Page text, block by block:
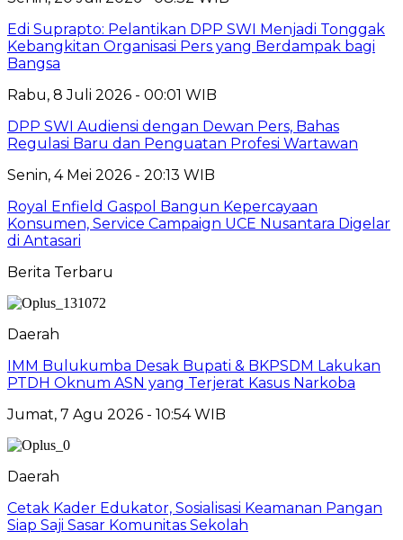
Edi Suprapto: Pelantikan DPP SWI Menjadi Tonggak
Kebangkitan Organisasi Pers yang Berdampak bagi
Bangsa
Rabu, 8 Juli 2026 - 00:01 WIB
DPP SWI Audiensi dengan Dewan Pers, Bahas
Regulasi Baru dan Penguatan Profesi Wartawan
Senin, 4 Mei 2026 - 20:13 WIB
Royal Enfield Gaspol Bangun Kepercayaan
Konsumen, Service Campaign UCE Nusantara Digelar
di Antasari
Berita Terbaru
Daerah
IMM Bulukumba Desak Bupati & BKPSDM Lakukan
PTDH Oknum ASN yang Terjerat Kasus Narkoba
Jumat, 7 Agu 2026 - 10:54 WIB
Daerah
Cetak Kader Edukator, Sosialisasi Keamanan Pangan
Siap Saji Sasar Komunitas Sekolah